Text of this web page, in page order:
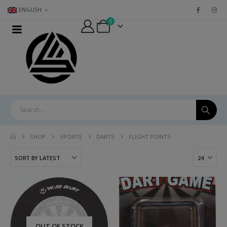
ENGLISH
0
SHOP SPORTS DARTS FLIGHT POINTS
[:el]Εμφάνιση Αγώνων
(Φανέλα-Σόρτς) ΣΧ.
171[:en]Match Set
(Jersey-Shorts) FIG.